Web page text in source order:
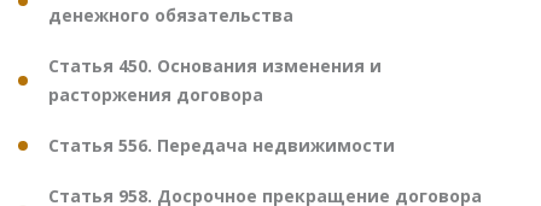
денежного обязательства
Статья 450. Основания изменения и
расторжения договора
Статья 556. Передача недвижимости
Статья 958. Досрочное прекращение договора